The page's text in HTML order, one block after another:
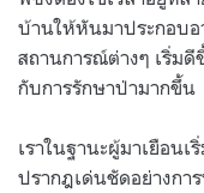
บ้านให้หันมาประกอบ
สถานการณ์ต่างๆ เริ่ม
กับการรักษาป่ามากขึ้น
เราในฐานะผู้มาเยือน
ปรากฎเด่นชัดอย่างกา